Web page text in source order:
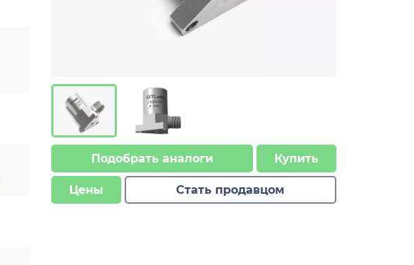
Подобрать аналоги Купить
Цены Стать продавцом